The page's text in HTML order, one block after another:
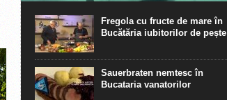
extraordinare de scufundare cu rechini.
Fregola cu fructe de mare în
Bucătăria iubitorilor de pește
Sauerbraten nemtesc în
Bucataria vanatorilor